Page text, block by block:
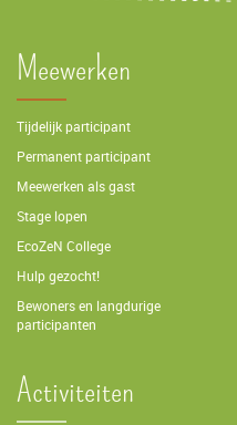
Meewerken
Tijdelijk participant
Permanent participant
Meewerken als gast
Stage lopen
EcoZeN College
Hulp gezocht!
Bewoners en langdurige
participanten
Activiteiten